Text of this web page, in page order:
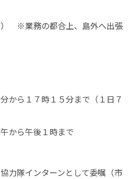
　※業務の都合上、島外へ出張
から１７時１５分まで（１日７
午後１時まで
力隊インターンとして委嘱（市